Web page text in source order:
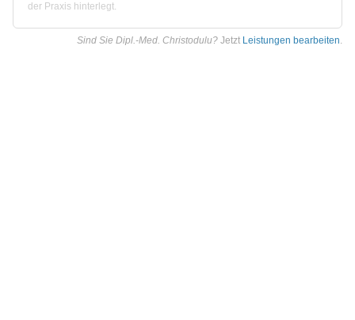
der Praxis hinterlegt.
Sind Sie Dipl.-Med. Christodulu? Jetzt Leistungen bearbeiten.